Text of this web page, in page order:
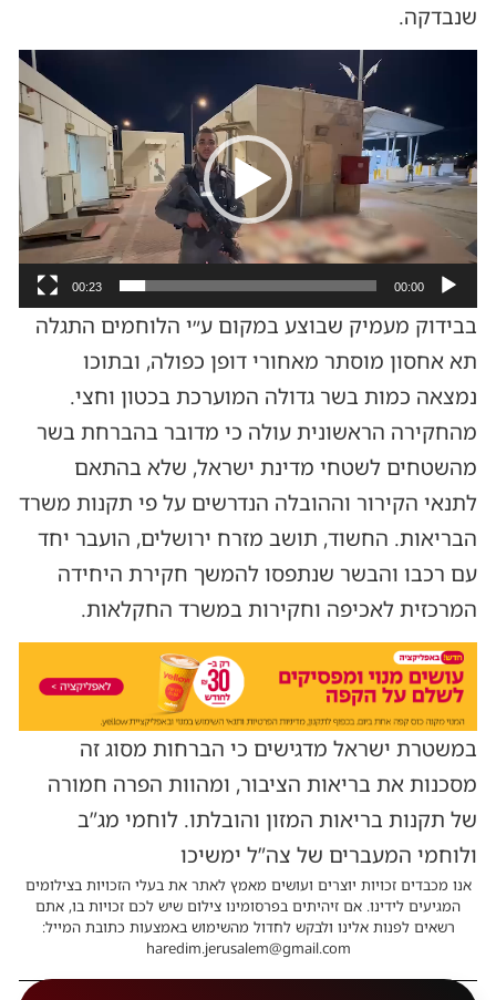
שנבדקה.
00:00
00:23
בבידוק מעמיק שבוצע במקום ע״י הלוחמים התגלה
תא אחסון מוסתר מאחורי דופן כפולה, ובתוכו
נמצאה כמות בשר גדולה המוערכת בכטון וחצי.
מהחקירה הראשונית עולה כי מדובר בהברחת בשר
מהשטחים לשטחי מדינת ישראל, שלא בהתאם
לתנאי הקירור וההובלה הנדרשים על פי תקנות משרד
הבריאות. החשוד, תושב מזרח ירושלים, הועבר יחד
עם רכבו והבשר שנתפסו להמשך חקירת היחידה
המרכזית לאכיפה וחקירות במשרד החקלאות.
במשטרת ישראל מדגישים כי הברחות מסוג זה
מסכנות את בריאות הציבור, ומהוות הפרה חמורה
של תקנות בריאות המזון והובלתו. לוחמי מג”ב
ולוחמי המעברים של צה”ל ימשיכו
אנו מכבדים זכויות יוצרים ועושים מאמץ לאתר את בעלי הזכויות בצילומים
המגיעים לידינו. אם זיהיתים בפרסומינו צילום שיש לכם זכויות בו, אתם
רשאים לפנות אלינו ולבקש לחדול מהשימוש באמצעות כתובת המייל:
haredim.jerusalem@gmail.com